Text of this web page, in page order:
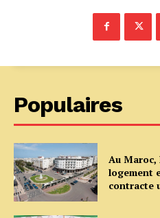
Populaires
Au Maroc,
logement
contracte